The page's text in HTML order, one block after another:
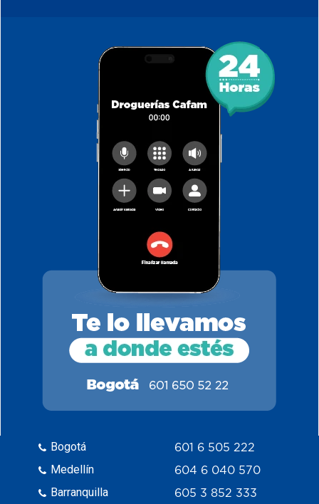
Bogotá
Medellín
Barranquilla
601 6 505 222
604 6 040 570
605 3 852 333